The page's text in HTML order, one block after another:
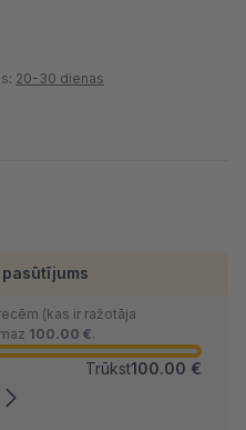
20-30 dienas
(kas ir ražotāja
100.00 €.
Trūkst100.00 €